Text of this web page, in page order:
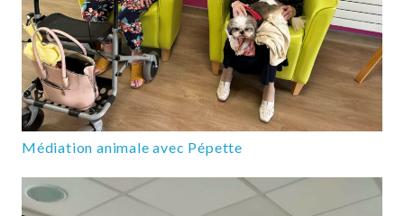
Médiation animale avec Pépette